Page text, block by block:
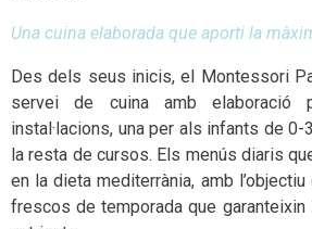
Una cuina elaborada que aporti la
Des dels seus inicis, el Montessori
servei de cuina amb elaboració
instal·lacions, una per als infants de 0-
la resta de cursos. Els menús diaris
en la dieta mediterrània, amb
frescos de temporada que garanteixin